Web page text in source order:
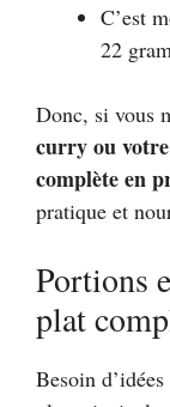
C’est
22
Donc, si vous
curry ou
complète en
pratique et
Portions
plat
Besoin